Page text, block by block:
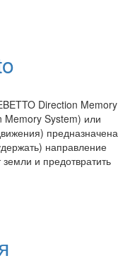
Direction Memory
Memory System) или
предназначена
направление
и предотвратить